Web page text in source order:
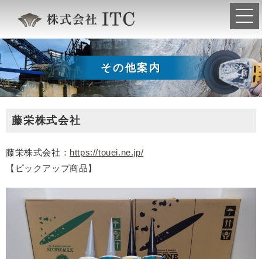
その他案内
藤栄株式会社
藤栄株式会社： https://touei.ne.jp/
【ピックアップ商品】